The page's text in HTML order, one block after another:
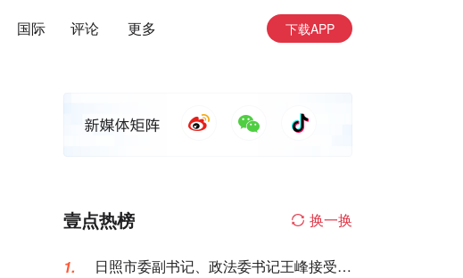
国际 评论 更多 下载APP
壹点热榜 换一换
1.
日照市委副书记、政法委书记王峰接受纪